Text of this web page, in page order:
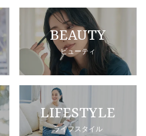
BEAUTY
ビューティ
LIFESTYLE
ライフスタイル